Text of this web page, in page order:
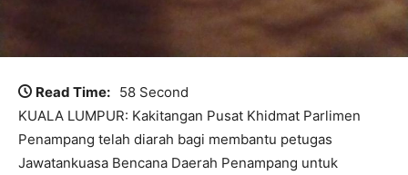
Read Time: 58 Second
KUALA LUMPUR: Kakitangan Pusat Khidmat Parlimen
Penampang telah diarah bagi membantu petugas
Jawatankuasa Bencana Daerah Penampang untuk